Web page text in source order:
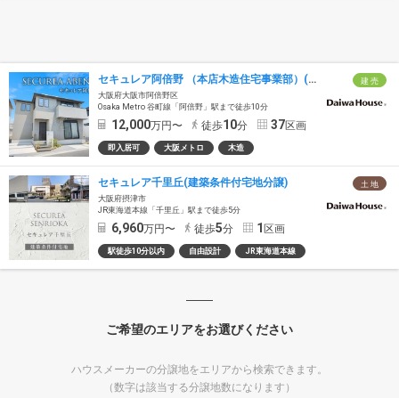
建 売
セキュレア阿倍野 （本店木造住宅事業部）(分譲住宅)
大阪府大阪市阿倍野区
Osaka Metro 谷町線「阿倍野」駅まで徒歩10分
12,000万円〜 徒歩10分 37区画
即入居可 大阪メトロ 木造
土 地
セキュレア千里丘(建築条件付宅地分譲)
大阪府摂津市
JR東海道本線「千里丘」駅まで徒歩5分
6,960万円〜 徒歩5分 1 区画
駅徒歩10分以内 自由設計 JR東海道本線
ご希望のエリアをお選びください
ハウスメーカーの分譲地をエリアから検索できます。
（数字は該当する分譲地数になります）